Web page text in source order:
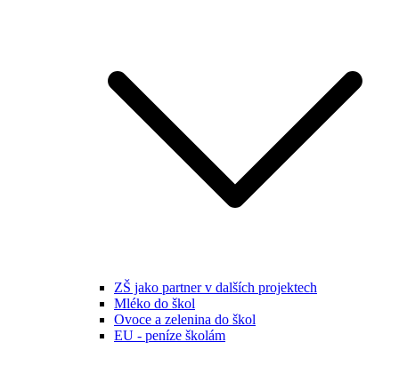
ZŠ jako partner v dalších projektech
Mléko do škol
Ovoce a zelenina do škol
EU - peníze školám